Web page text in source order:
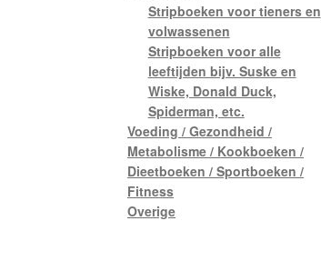
Stripboeken voor tieners en
volwassenen
Stripboeken voor alle
leeftijden bijv. Suske en
Wiske, Donald Duck,
Spiderman, etc.
Voeding / Gezondheid /
Metabolisme / Kookboeken /
Dieetboeken / Sportboeken /
Fitness
Overige